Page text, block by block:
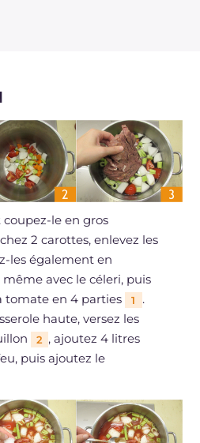
le en gros
2 carottes, enlevez les
les également en
avec le céleri, puis
tomate en 4 parties
1
.
haute, versez les
2 , ajoutez 4 litres
puis ajoutez le